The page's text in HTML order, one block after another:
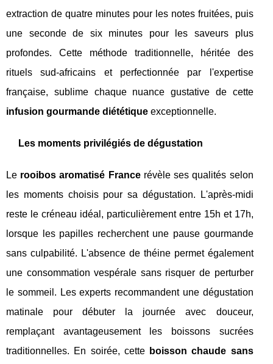
extraction de quatre minutes pour les notes fruitées, puis
une seconde de six minutes pour les saveurs plus
profondes. Cette méthode traditionnelle, héritée des
rituels sud-africains et perfectionnée par l'expertise
française, sublime chaque nuance gustative de cette
infusion gourmande diététique exceptionnelle.
Les moments privilégiés de dégustation
Le rooibos aromatisé Francerévèle ses qualités selon
les moments choisis pour sa dégustation. L'après-midi
reste le créneau idéal, particulièrement entre 15h et 17h,
lorsque les papilles recherchent une pause gourmande
sans culpabilité. L'absence de théine permet également
une consommation vespérale sans risquer de perturber
le sommeil. Les experts recommandent une dégustation
matinale pour débuter la journée avec douceur,
remplaçant avantageusement les boissons sucrées
traditionnelles. En soirée, cette boisson chaude sans